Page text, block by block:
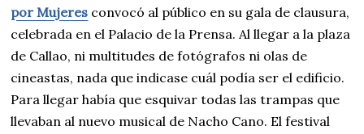
por Mujeres convocó al público en su gala de clausura,
celebrada en el Palacio de la Prensa. Al llegar a la plaza
de Callao, ni multitudes de fotógrafos ni olas de
cineastas, nada que indicase cuál podía ser el edificio.
Para llegar había que esquivar todas las trampas que
llevaban al nuevo musical de Nacho Cano. El festival